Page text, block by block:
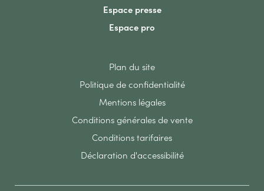
Espace presse
Espace pro
Plan du site
Politique de confidentialité
Mentions légales
Conditions générales de vente
Conditions tarifaires
Déclaration d'accessibilité